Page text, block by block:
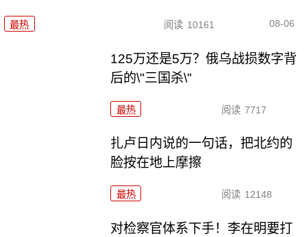
最热 阅读 10161 08-06
125万还是5万？俄乌战损数字背
后的\"三国杀\"
最热 阅读 7717
扎卢日内说的一句话，把北约的
脸按在地上摩擦
最热 阅读 12148
对检察官体系下手！李在明要打